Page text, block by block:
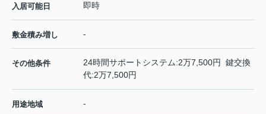
入居可能日 即時
敷金積み増し -
その他条件
24時間サポートシステム:2万7,500円 鍵交換
代:2万7,500円
用途地域 -